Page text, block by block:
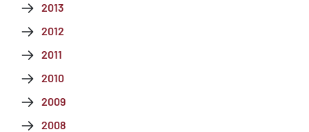
2013
2012
2011
2010
2009
2008